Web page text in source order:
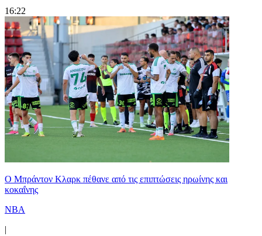
16:22
Ο Μπράντον Κλαρκ πέθανε από τις επιπτώσεις ηρωίνης και
κοκαΐνης
NBA
|